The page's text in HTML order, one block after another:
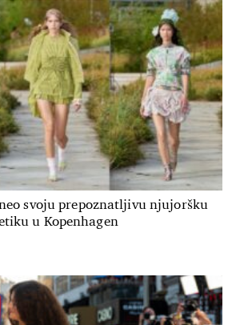
svoju prepoznatljivu njujoršku
u Kopenhagen